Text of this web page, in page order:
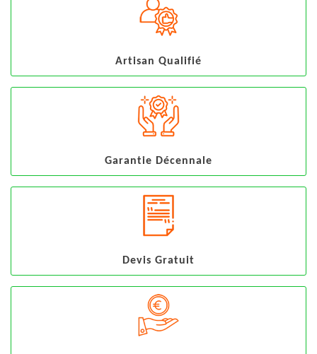
Artisan Qualifié
Garantie Décennale
Devis Gratuit